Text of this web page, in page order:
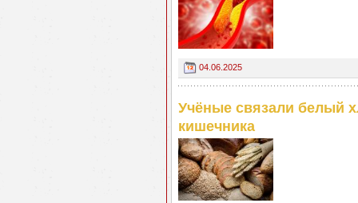
04.06.2025
Учёные связали белый
кишечника